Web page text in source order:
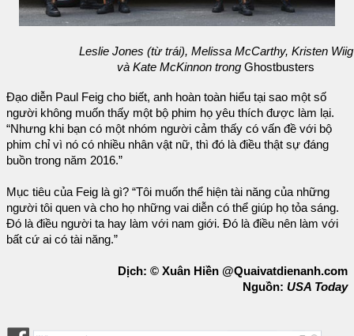
Leslie Jones (từ trái), Melissa McCarthy, Kristen Wiig
và Kate McKinnon trong Ghostbusters
Đạo diễn Paul Feig cho biết, anh hoàn toàn hiểu tại sao một số
người không muốn thấy một bộ phim họ yêu thích được làm lại.
“Nhưng khi bạn có một nhóm người cảm thấy có vấn đề với bộ
phim chỉ vì nó có nhiều nhân vật nữ, thì đó là điều thật sự đáng
buồn trong năm 2016.”
Mục tiêu của Feig là gì? “Tôi muốn thể hiện tài năng của những
người tôi quen và cho họ những vai diễn có thể giúp họ tỏa sáng.
Đó là điều người ta hay làm với nam giới. Đó là điều nên làm với
bất cứ ai có tài năng.”
Dịch: © Xuân Hiền @Quaivatdienanh.com
Nguồn: USA Today